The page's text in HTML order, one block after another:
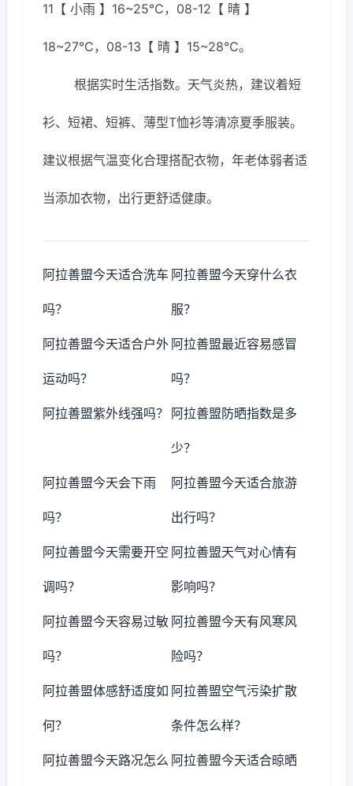
11【 小雨 】16~25℃，08-12【 晴 】
18~27℃，08-13【 晴 】15~28℃。
根据实时生活指数。天气炎热，建议着短
衫、短裙、短裤、薄型T恤衫等清凉夏季服装。
建议根据气温变化合理搭配衣物，年老体弱者适
当添加衣物，出行更舒适健康。
阿拉善盟今天适合洗车
吗？
阿拉善盟今天穿什么衣
服？
阿拉善盟今天适合户外
运动吗？
阿拉善盟最近容易感冒
吗？
阿拉善盟紫外线强吗？ 阿拉善盟防晒指数是多
少？
阿拉善盟今天会下雨
吗？
阿拉善盟今天适合旅游
出行吗？
阿拉善盟今天需要开空
调吗？
阿拉善盟天气对心情有
影响吗？
阿拉善盟今天容易过敏
吗？
阿拉善盟今天有风寒风
险吗？
阿拉善盟体感舒适度如
何？
阿拉善盟空气污染扩散
条件怎么样？
阿拉善盟今天路况怎么 阿拉善盟今天适合晾晒